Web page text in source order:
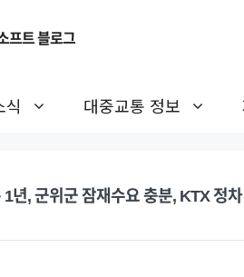
프트 블로그
대중교통 정보
1년, 군위군 잠재수요 충분, KTX 정